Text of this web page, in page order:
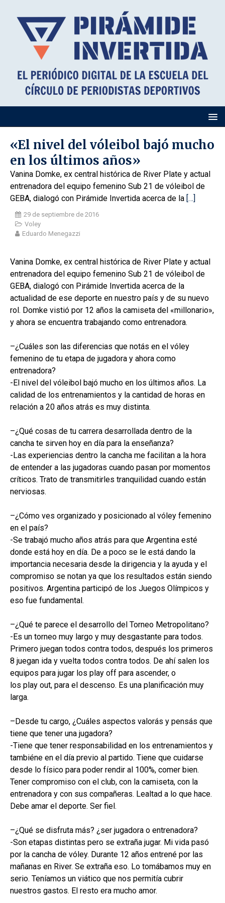
«El nivel del vóleibol bajó mucho
en los últimos años»
Vanina Domke, ex central histórica de River Plate y actual
entrenadora del equipo femenino Sub 21 de vóleibol de
GEBA, dialogó con Pirámide Invertida acerca de la […]
29 de septiembre de 2016
Voley
Eduardo Menegazzi
Vanina Domke, ex central histórica de River Plate y actual
entrenadora del equipo femenino Sub 21 de vóleibol de
GEBA, dialogó con Pirámide Invertida acerca de la
actualidad de ese deporte en nuestro país y de su nuevo
rol. Domke vistió por 12 años la camiseta del «millonario»,
y ahora se encuentra trabajando como entrenadora.
–¿Cuáles son las diferencias que notás en el vóley
femenino de tu etapa de jugadora y ahora como
entrenadora?
-El nivel del vóleibol bajó mucho en los últimos años. La
calidad de los entrenamientos y la cantidad de horas en
relación a 20 años atrás es muy distinta.
–¿Qué cosas de tu carrera desarrollada dentro de la
cancha te sirven hoy en día para la enseñanza?
-Las experiencias dentro la cancha me facilitan a la hora
de entender a las jugadoras cuando pasan por momentos
críticos. Trato de transmitirles tranquilidad cuando están
nerviosas.
–¿Cómo ves organizado y posicionado al vóley femenino
en el país?
-Se trabajó mucho años atrás para que Argentina esté
donde está hoy en día. De a poco se le está dando la
importancia necesaria desde la dirigencia y la ayuda y el
compromiso se notan ya que los resultados están siendo
positivos. Argentina participó de los Juegos Olímpicos y
eso fue fundamental.
–¿Qué te parece el desarrollo del Torneo Metropolitano?
-Es un torneo muy largo y muy desgastante para todos.
Primero juegan todos contra todos, después los primeros
8 juegan ida y vuelta todos contra todos. De ahí salen los
equipos para jugar los play off para ascender, o
los play out, para el descenso. Es una planificación muy
larga.
–Desde tu cargo, ¿Cuáles aspectos valorás y pensás que
tiene que tener una jugadora?
-Tiene que tener responsabilidad en los entrenamientos y
tambiéne en el día previo al partido. Tiene que cuidarse
desde lo físico para poder rendir al 100%, comer bien.
Tener compromiso con el club, con la camiseta, con la
entrenadora y con sus compañeras. Lealtad a lo que hace.
Debe amar el deporte. Ser fiel.
–¿Qué se disfruta más? ¿ser jugadora o entrenadora?
-Son etapas distintas pero se extraña jugar. Mi vida pasó
por la cancha de vóley. Durante 12 años entrené por las
mañanas en River. Se extraña eso. Lo tomábamos muy en
serio. Teníamos un viático que nos permitía cubrir
nuestros gastos. El resto era mucho amor.